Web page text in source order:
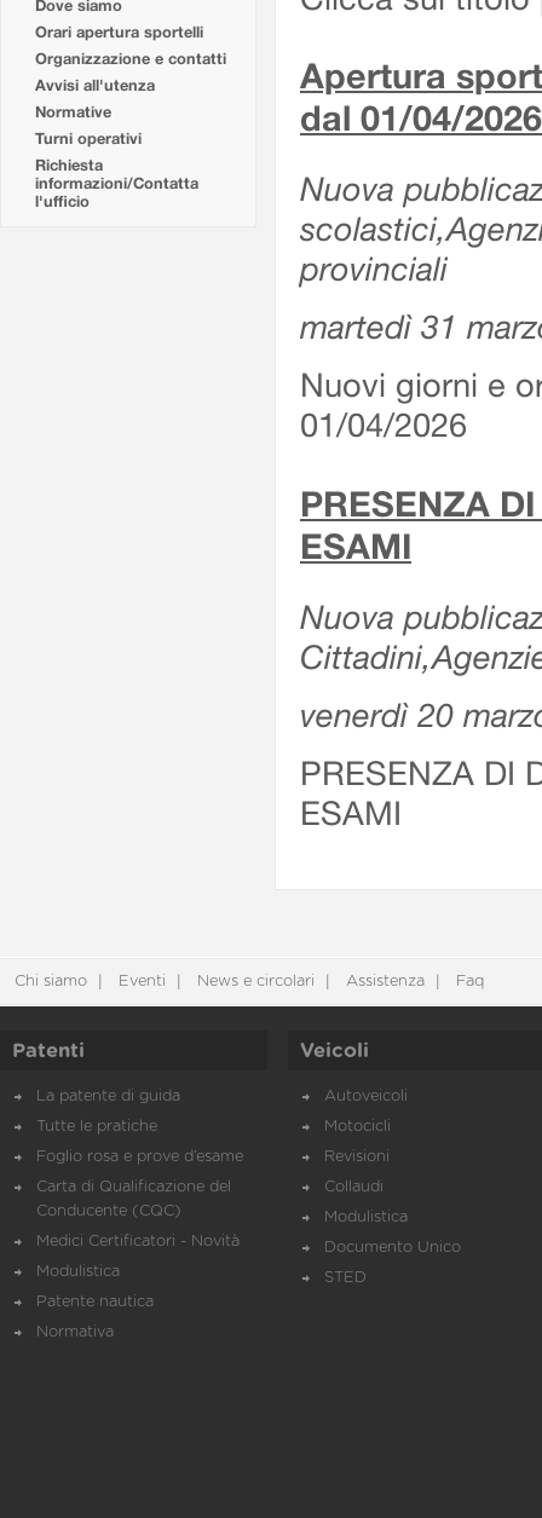
Dove siamo
Orari apertura sportelli
Organizzazione e contatti
Avvisi all'utenza
Normative
Turni operativi
Richiesta
informazioni/Contatta
l'ufficio
Apertura
dal 01/04/2026
Nuova
provinciali
martedì 31
Nuovi giorni e
01/04/2026
PRESENZA
ESAMI
Nuova
venerdì 20
PRESENZA DI
ESAMI
Chi siamo Eventi News e circolari Assistenza Faq
Patenti
La patente di guida
Tutte le pratiche
Foglio rosa e prove d’esame
Carta di Qualificazione del
Conducente (CQC)
Medici Certificatori - Novità
Modulistica
Patente nautica
Normativa
Veicoli
Autoveicoli
Motocicli
Revisioni
Collaudi
Modulistica
Documento Unico
STED